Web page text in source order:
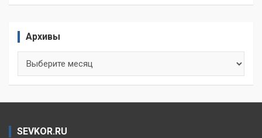
Архивы
SEVKOR.RU